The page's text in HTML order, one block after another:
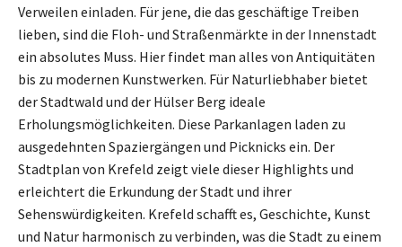
Verweilen einladen. Für jene, die das geschäftige Treiben
lieben, sind die Floh- und Straßenmärkte in der Innenstadt
ein absolutes Muss. Hier findet man alles von Antiquitäten
bis zu modernen Kunstwerken. Für Naturliebhaber bietet
der Stadtwald und der Hülser Berg ideale
Erholungsmöglichkeiten. Diese Parkanlagen laden zu
ausgedehnten Spaziergängen und Picknicks ein. Der
Stadtplan von Krefeld zeigt viele dieser Highlights und
erleichtert die Erkundung der Stadt und ihrer
Sehenswürdigkeiten. Krefeld schafft es, Geschichte, Kunst
und Natur harmonisch zu verbinden, was die Stadt zu einem